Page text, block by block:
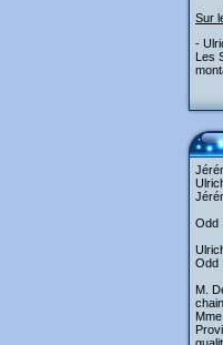
Sur
-
Les
Odd
Odd
M.